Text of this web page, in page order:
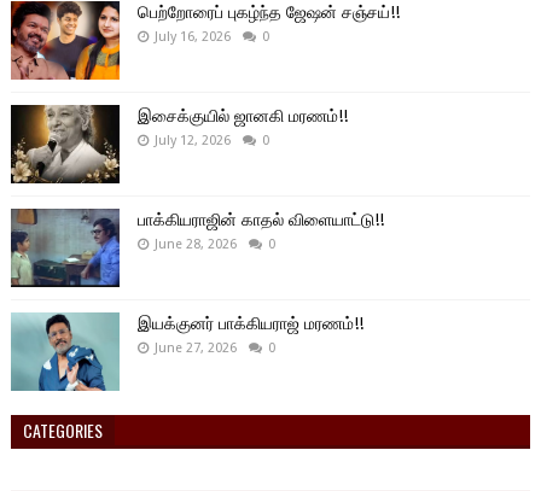
பெற்றோரைப் புகழ்ந்த ஜேஷன் சஞ்சய்!!
July 16, 2026 0
இசைக்குயில் ஜானகி மரணம்!!
July 12, 2026 0
பாக்கியராஜின் காதல் விளையாட்டு!!
June 28, 2026 0
இயக்குனர் பாக்கியராஜ் மரணம்!!
June 27, 2026 0
CATEGORIES